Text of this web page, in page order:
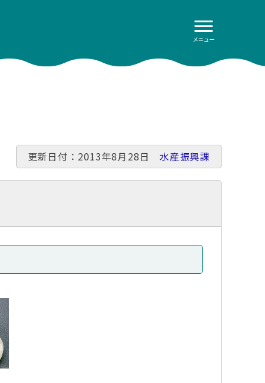
メニュー
更新日付：2013年8月28日水産振興課